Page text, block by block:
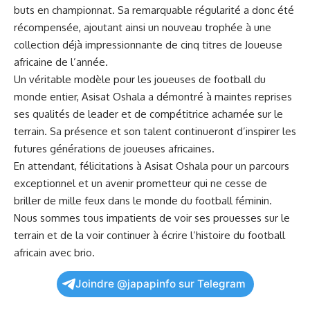
buts en championnat. Sa ‌remarquable régularité a ‍donc été
récompensée,⁢ ajoutant ainsi un nouveau trophée à⁣ une
collection déjà impressionnante de⁤ cinq titres de Joueuse
africaine de l’année.
Un véritable modèle pour les joueuses ⁢de‍ football du ​
monde entier, Asisat Oshala a démontré à maintes reprises
ses qualités de leader⁤ et de compétitrice ⁤acharnée sur le
terrain. Sa présence et son⁤ talent continueront d’inspirer⁣ les
futures⁤ générations de joueuses⁤ africaines.
En attendant, félicitations ⁤à Asisat Oshala pour un​ parcours
exceptionnel et un avenir prometteur qui ne ⁢cesse de
⁣briller de mille feux dans le monde ‌du football féminin.
Nous sommes tous impatients de voir ses prouesses sur le ​
terrain et de la voir continuer à écrire l’histoire du football
⁣africain avec brio.
Joindre @japapinfo sur Telegram